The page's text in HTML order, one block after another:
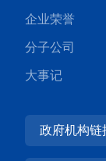
企业荣誉
分子公司
大事记